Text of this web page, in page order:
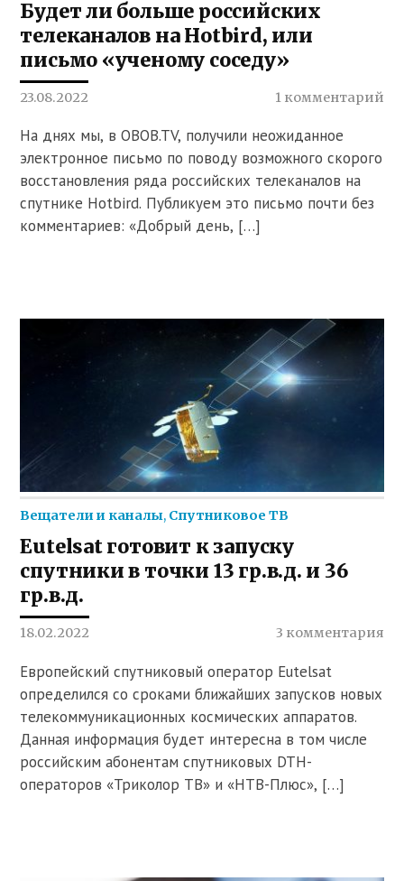
Будет ли больше российских
телеканалов на Hotbird, или
письмо «ученому соседу»
23.08.2022 1 комментарий
На днях мы, в OBOB.TV, получили неожиданное
электронное письмо по поводу возможного скорого
восстановления ряда российских телеканалов на
спутнике Hotbird. Публикуем это письмо почти без
комментариев: «Добрый день, […]
Вещатели и каналы, Спутниковое ТВ
Eutelsat готовит к запуску
спутники в точки 13 гр.в.д. и 36
гр.в.д.
18.02.2022 3 комментария
Европейский спутниковый оператор Eutelsat
определился со сроками ближайших запусков новых
телекоммуникационных космических аппаратов.
Данная информация будет интересна в том числе
российским абонентам спутниковых DTH-
операторов «Триколор ТВ» и «НТВ-Плюс», […]